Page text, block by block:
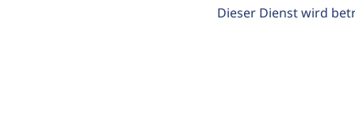
Dieser Dienst wird